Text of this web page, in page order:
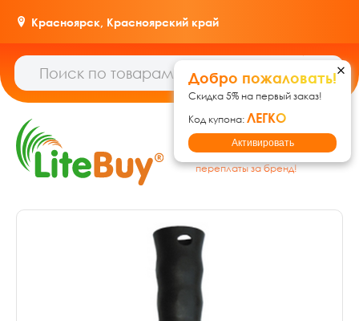
Красноярск, Красноярский край
Гипермаркет товаров для
дома, ремонта и дачи: без
переплаты за бренд!
Добро пожаловать!
Скидка 5% на первый заказ!
Код купона:ЛЕГКО
Активировать